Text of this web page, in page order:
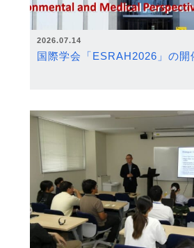
2026.07.14
国際学会「ESRAH2026」の開